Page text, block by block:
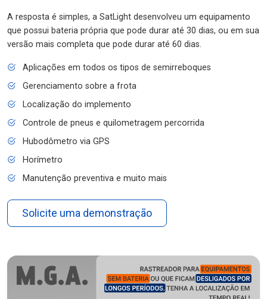
A resposta é simples, a SatLight desenvolveu um equipamento
que possui bateria própria que pode durar até 30 dias, ou em sua
versão mais completa que pode durar até 60 dias.
Aplicações em todos os tipos de semirreboques
Gerenciamento sobre a frota
Localização do implemento
Controle de pneus e quilometragem percorrida
Hubodômetro via GPS
Horímetro
Manutenção preventiva e muito mais
Solicite uma demonstração